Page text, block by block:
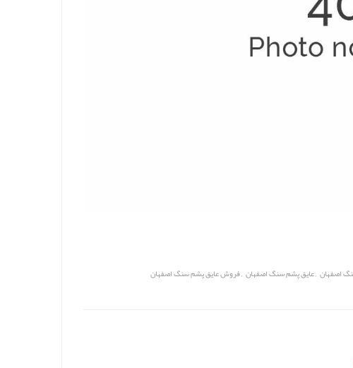
اصفهان ,عایق پشم سنگ اصفهان ,فروش عایق پشم سنگ اصفهان